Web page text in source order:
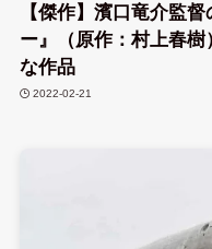
【傑作】濱口竜介監
ー』（原作：村上春
な作品
2022-02-21